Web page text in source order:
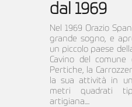
dal 1969
Nel 1969 Orazio
grande sogno, e
un piccolo paese
Cavino del comune
Pertiche, la
la sua attività in
metri quadrati
artigiana....